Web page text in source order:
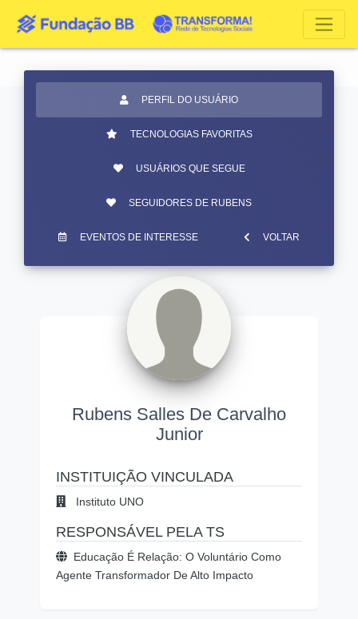
PERFIL DO USUÁRIO
TECNOLOGIAS FAVORITAS
USUÁRIOS QUE SEGUE
SEGUIDORES DE RUBENS
EVENTOS DE INTERESSE VOLTAR
Rubens Salles De Carvalho
Junior
INSTITUIÇÃO VINCULADA
Instituto UNO
RESPONSÁVEL PELA TS
Educação É Relação: O Voluntário Como
Agente Transformador De Alto Impacto